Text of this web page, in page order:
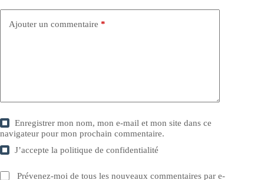
Ajouter un commentaire *
Enregistrer mon nom, mon e-mail et mon site dans ce
navigateur pour mon prochain commentaire.
J’accepte lapolitique de confidentialité
Prévenez-moi de tous les nouveaux commentaires par e-